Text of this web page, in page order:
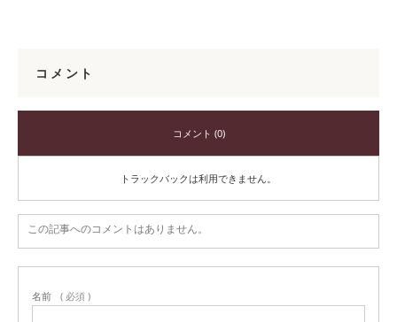
コメント
コメント (0)
トラックバックは利用できません。
この記事へのコメントはありません。
名前 ( 必須 )